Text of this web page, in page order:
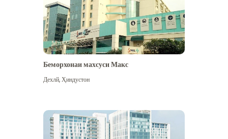
Беморхонаи махсуси Макс
Дехлй,Ҳиндустон